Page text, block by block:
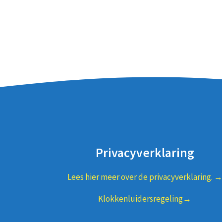
Privacyverklaring
Lees hier meer over de privacyverklaring. →
Klokkenluidersregeling→